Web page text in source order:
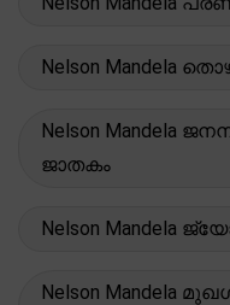
Nelson Mandela
Nelson Mandela
ജാതകം
Nelson Mandela
Nelson Mandela